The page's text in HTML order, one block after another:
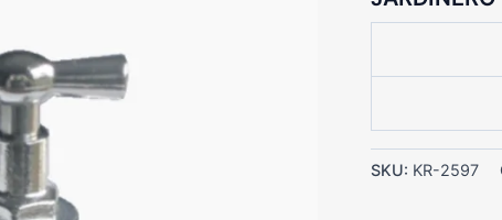
SKU: KR-2597